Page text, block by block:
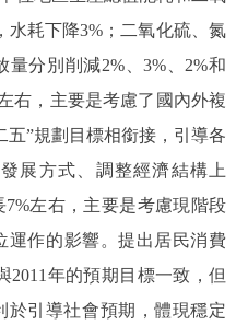
水耗下降3%；二氧化硫、氮
分別削減2%、3%、2%和
右，主要是考慮了國內外複
”規劃目標相銜接，引導各
展方式、調整經濟結構上
左右，主要是考慮現階段
運作的影響。提出居民消費
2011年的預期目標一致，但
於引導社會預期，體現穩定